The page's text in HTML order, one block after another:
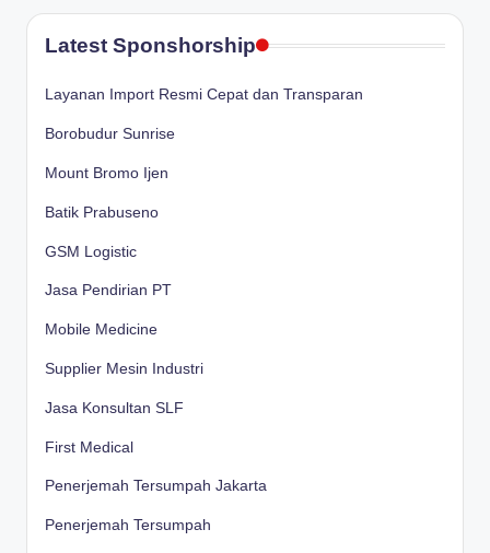
Latest Sponshorship
Layanan Import Resmi Cepat dan Transparan
Borobudur Sunrise
Mount Bromo Ijen
Batik Prabuseno
GSM Logistic
Jasa Pendirian PT
Mobile Medicine
Supplier Mesin Industri
Jasa Konsultan SLF
First Medical
Penerjemah Tersumpah Jakarta
Penerjemah Tersumpah